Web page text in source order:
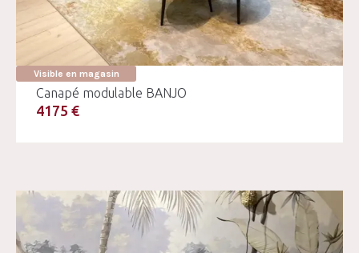
Visible en magasin
Canapé modulable BANJO
4175 €